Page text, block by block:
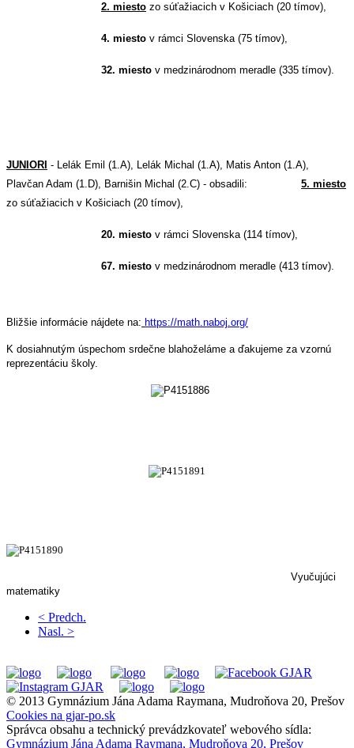
2. miesto zo súťažiacich v Košiciach (20 tímov),
4. miesto v rámci Slovenska (75 tímov),
32. miesto v medzinárodnom meradle (335 tímov).
JUNIORI - Lelák Emil (1.A), Lelák Michal (1.A), Matis Anton (1.A),
Plavčan Adam (1.D), Barnišin Michal (2.C) - obsadili: 5. miesto
zo súťažiacich v Košiciach (20 tímov),
20. miesto v rámci Slovenska (114 tímov),
67. miesto v medzinárodnom meradle (413 tímov).
Bližšie informácie nájdete na: https://math.naboj.org/
K dosiahnutým úspechom srdečne blahoželáme a ďakujeme za vzornú
reprezentáciu školy.
Vyučujúci
matematiky
< Predch.
Nasl. >
© 2013 Gymnázium Jána Adama Raymana, Mudroňova 20, Prešov
Cookies na gjar-po.sk
Správca obsahu a technický prevádzkovateľ webového sídla:
Gymnázium Jána Adama Raymana, Mudroňova 20, Prešov